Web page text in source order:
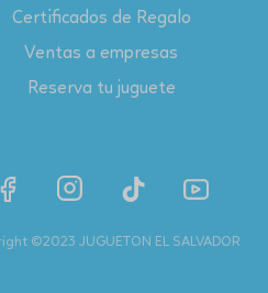
Certificados de Regalo
Ventas a empresas
Reserva tu juguete
©2023 JUGUETON EL SALVADOR